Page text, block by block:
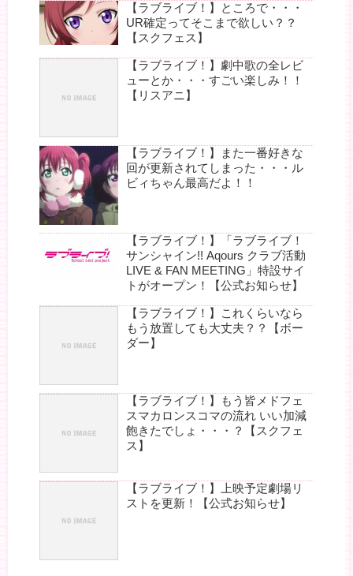
【ラブライブ！】ところで・・・
UR確定ってそこまで欲しい？？
【スクフェス】
【ラブライブ！】劇中歌の全レビ
ューとか・・・すごい楽しみ！！
【リスアニ】
【ラブライブ！】また一番好きな
回が更新されてしまった・・・ル
ビィちゃん最高だよ！！
【ラブライブ！】「ラブライブ！
サンシャイン!! Aqours クラブ活動
LIVE & FAN MEETING」特設サイ
トがオープン！【公式お知らせ】
【ラブライブ！】これくらいなら
もう放置しても大丈夫？？【ボー
ダー】
【ラブライブ！】もう皆メドフェ
スマカロンスコマの流れ いい加減
飽きたでしょ・・・？【スクフェ
ス】
【ラブライブ！】上映予定劇場リ
ストを更新！【公式お知らせ】